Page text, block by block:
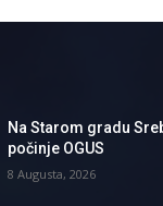
Na Starom gradu
počinje OGUS
8 Augusta, 2026